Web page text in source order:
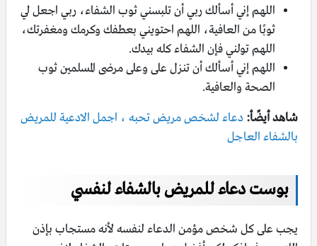
اللهم إني أسألك ربي أن تلبسني ثوب الشفاء، ربي اجعل لي
ثوبًا من العافية، اللهم احتويني بعطفك وكرمك ومغفرتك،
اللهم تولني فإن الشفاء كله بيدك.
اللهم إني أسألك أن تنزل على وعلى مرضى المسلمين ثوب
الصحة والعافية.
شاهد أيضًأ: دعاء لشخص مريض تحبه ، اجمل الادعية للمريض
بالشفاء العاجل
بوست دعاء للمريض بالشفاء لنفسي
يجب على كل شخص مؤمن الدعاء لنفسه لأنه مستجاب بإذن